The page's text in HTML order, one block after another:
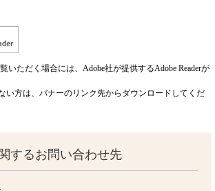
いただく場合には、Adobe社が提供するAdobe Readerが
い方は、バナーのリンク先からダウンロードしてくだ
するお問い合わせ先